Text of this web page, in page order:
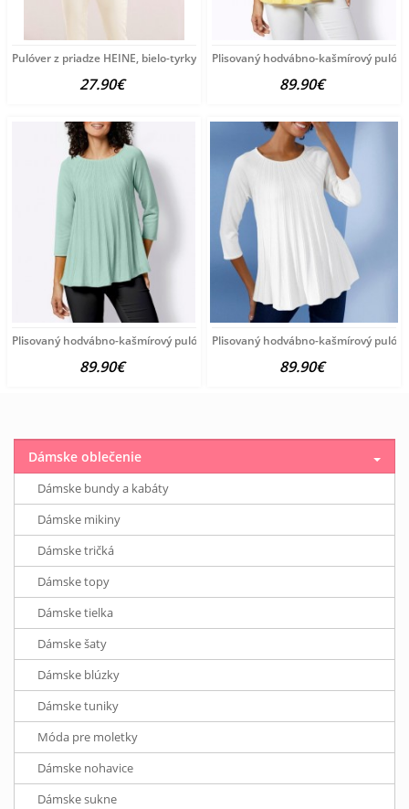
Pulóver z priadze HEINE, bielo-tyrkysový
27.90€
Plisovaný hodvábno-kašmírový
89.90€
Plisovaný hodvábno-kašmírový pulóver vzhľadom Création
89.90€
Plisovaný hodvábno-kašmírový
89.90€
Dámske oblečenie
Dámske bundy a kabáty
Dámske mikiny
Dámske tričká
Dámske topy
Dámske tielka
Dámske šaty
Dámske blúzky
Dámske tuniky
Móda pre moletky
Dámske nohavice
Dámske sukne